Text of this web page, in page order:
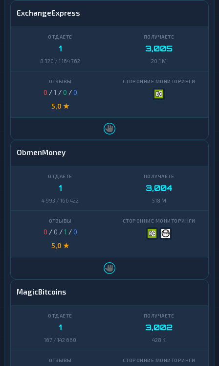
ExchangeExpress
1
8 320 / 1 164 762
3,005
20,1 M
0 /1 /0 /0
5,0 ★
ObmenMoney
1
4 993 / 166 422
3,004
518 M
0 / 0 /1 /0
5,0 ★
MagicBitcoins
1
167 / 142 660
3,002
428 K